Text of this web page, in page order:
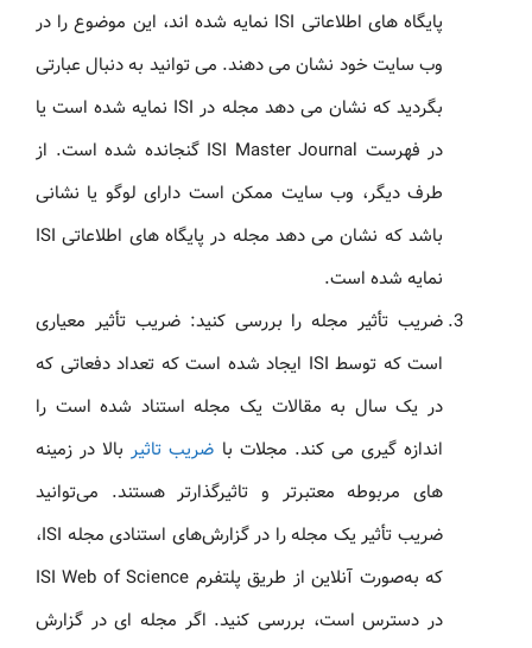
پایگاه های اطلاعاتی ISI نمایه شده اند، این موضوع را در
وب سایت خود نشان می دهند. می توانید به دنبال عبارتی
بگردید که نشان می دهد مجله در ISI نمایه شده است یا
در فهرست ISI Master Journal گنجانده شده است. از
طرف دیگر، وب سایت ممکن است دارای لوگو یا نشانی
باشد که نشان می دهد مجله در پایگاه های اطلاعاتی ISI
نمایه شده است.
ضریب تأثیر مجله را بررسی کنید: ضریب تأثیر معیاری
است که توسط ISI ایجاد شده است که تعداد دفعاتی که
در یک سال به مقالات یک مجله استناد شده است را
اندازه گیری می کند. مجلات با ضریب تاثیربالا در زمینه
های مربوطه معتبرتر و تاثیرگذارتر هستند. می‌توانید
ضریب تأثیر یک مجله را در گزارش‌های استنادی مجله ISI،
که به‌صورت آنلاین از طریق پلتفرم ISI Web of Science
در دسترس است، بررسی کنید. اگر مجله ای در گزارش